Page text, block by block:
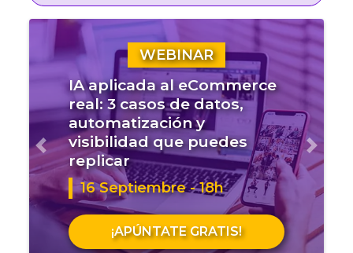
WEBINAR
IA aplicada al eCommerce
real: 3 casos de datos,
automatización y
visibilidad que puedes
replicar
16 Septiembre - 18h
¡APÚNTATE GRATIS!
Anterior